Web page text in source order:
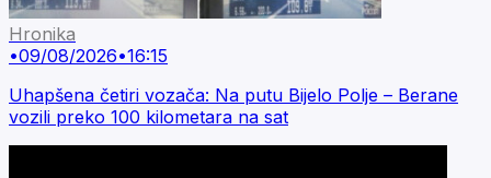
Hronika
•09/08/2026•16:15
Uhapšena četiri vozača: Na putu Bijelo Polje – Berane
vozili preko 100 kilometara na sat